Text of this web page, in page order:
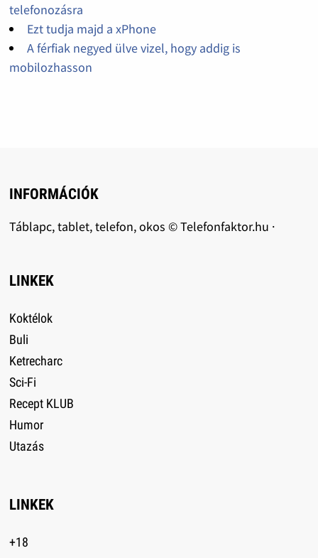
telefonozásra
Ezt tudja majd a xPhone
A férfiak negyed ülve vizel, hogy addig is
mobilozhasson
INFORMÁCIÓK
Táblapc, tablet, telefon, okos © Telefonfaktor.hu ·
LINKEK
Koktélok
Buli
Ketrecharc
Sci-Fi
Recept KLUB
Humor
Utazás
LINKEK
+18